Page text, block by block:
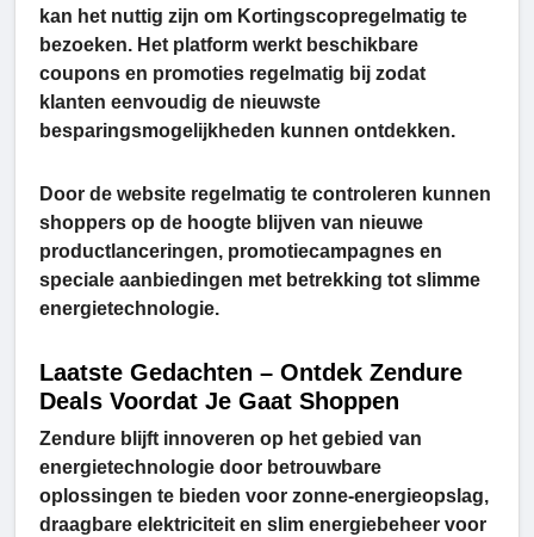
kan het nuttig zijn om Kortingscopregelmatig te
bezoeken. Het platform werkt beschikbare
coupons en promoties regelmatig bij zodat
klanten eenvoudig de nieuwste
besparingsmogelijkheden kunnen ontdekken.
Door de website regelmatig te controleren kunnen
shoppers op de hoogte blijven van nieuwe
productlanceringen, promotiecampagnes en
speciale aanbiedingen met betrekking tot slimme
energietechnologie.
Laatste Gedachten – Ontdek Zendure
Deals Voordat Je Gaat Shoppen
Zendure blijft innoveren op het gebied van
energietechnologie door betrouwbare
oplossingen te bieden voor zonne-energieopslag,
draagbare elektriciteit en slim energiebeheer voor